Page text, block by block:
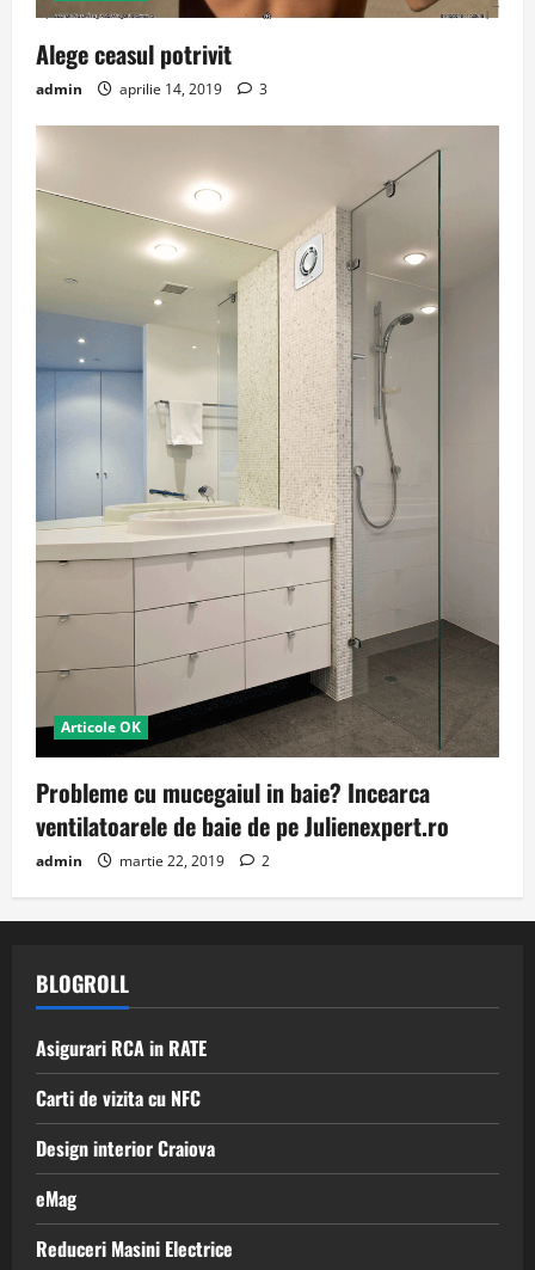
Alege ceasul potrivit
admin aprilie 14, 2019 3
Articole OK
Probleme cu mucegaiul in baie? Incearca
ventilatoarele de baie de pe Julienexpert.ro
admin martie 22, 2019 2
BLOGROLL
Asigurari RCA in RATE
Carti de vizita cu NFC
Design interior Craiova
eMag
Reduceri Masini Electrice